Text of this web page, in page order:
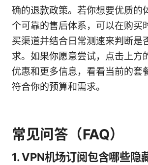
确的退款政策。若你想要优质的
个可靠的售后体系，可以在购买
买渠道并结合日常测速来判断是
求。如果你愿意尝试，点击上方
优惠和更多信息，看看当前的套
符合你的预算和需求。
常见问答（FAQ）
1. VPN机场订阅包含哪些隐